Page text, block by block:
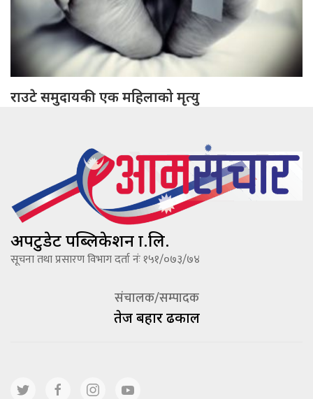
राउटे समुदायकी एक महिलाको मृत्यु
अपटुडेट पब्लिकेशन प्रा.लि.
सूचना तथा प्रसारण विभाग दर्ता नंः १५१/०७३/७४
संचालक/सम्पादक
तेज बहादूर ढकाल